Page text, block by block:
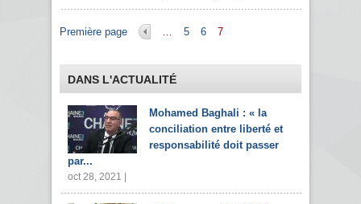
Pages
Première page … 5 6 7
DANS L'ACTUALITÉ
Mohamed Baghali : « la
conciliation entre liberté et
responsabilité doit passer
par...
oct 28, 2021 |